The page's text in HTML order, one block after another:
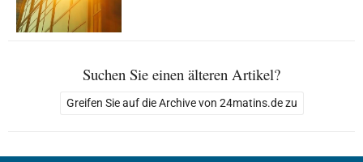
Suchen Sie einen älteren Artikel?
Greifen Sie auf die Archive von 24matins.de zu